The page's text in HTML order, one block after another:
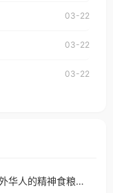
亚、欧洲等国家和地区
到这个问题
」的问题，无论人在
03-22
03-22
03-22
蜻蜓FM在俄罗斯用不了怎么办？海外华人的精神食粮补给方案